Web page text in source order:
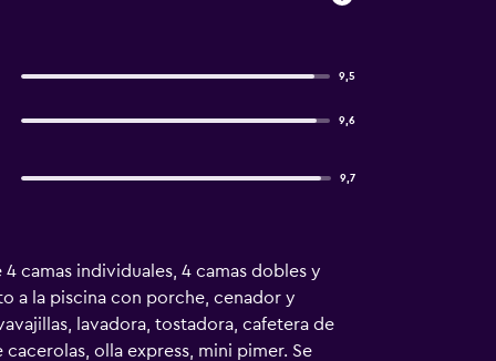
9,5
9,6
9,7
camas individuales, 4 camas dobles y
a la piscina con porche, cenador y
lavadora, tostadora, cafetera de
olla express, mini pimer. Se